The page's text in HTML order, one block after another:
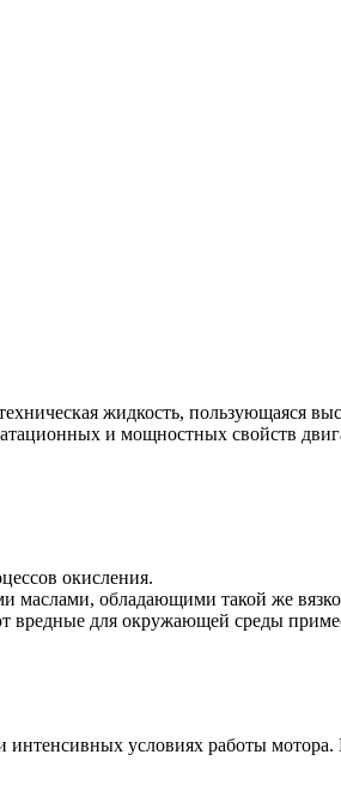
жидкость, пользующаяся
и мощностных свойств
окисления.
маслами, обладающими такой же
вредные для окружающей среды
интенсивных условиях работы